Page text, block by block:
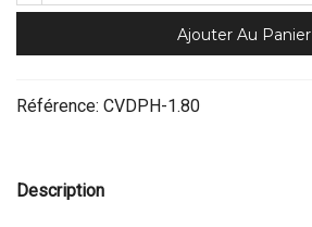
Ajouter Au Panier
Référence: CVDPH-1.80
Description